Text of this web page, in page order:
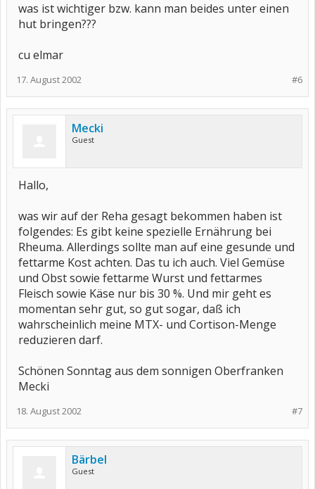
was ist wichtiger bzw. kann man beides unter einen
hut bringen???
cu elmar
#6
17. August 2002
Mecki
Guest
Hallo,
was wir auf der Reha gesagt bekommen haben ist
folgendes: Es gibt keine spezielle Ernährung bei
Rheuma. Allerdings sollte man auf eine gesunde und
fettarme Kost achten. Das tu ich auch. Viel Gemüse
und Obst sowie fettarme Wurst und fettarmes
Fleisch sowie Käse nur bis 30 %. Und mir geht es
momentan sehr gut, so gut sogar, daß ich
wahrscheinlich meine MTX- und Cortison-Menge
reduzieren darf.
Schönen Sonntag aus dem sonnigen Oberfranken
Mecki
#7
18. August 2002
Bärbel
Guest